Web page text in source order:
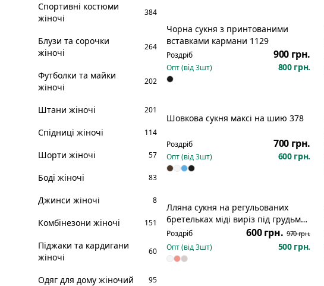
Спортивні костюми
жіночі
384
Блузи та сорочки
жіночі
264
Футболки та майки
жіночі
202
Штани жіночі 201
Спідниці жіночі 114
Шорти жіночі 57
Боді жіночі 83
Джинси жіночі 8
Комбінезони жіночі 151
Піджаки та кардигани
жіночі
60
Одяг для дому жіночий 95
Чорна сукня з принтованими
вставками кармани 1129
Роздріб 900 грн.
Опт (від3шт) 800 грн.
Шовкова сукня максі на шию 378
Роздріб 700 грн.
Опт (від3шт) 600 грн.
Розпродаж
Лляна сукня на регульованих
бретельках міді виріз під грудьми
207
Роздріб 600 грн. 970 грн.
Опт (від3шт) 500 грн.